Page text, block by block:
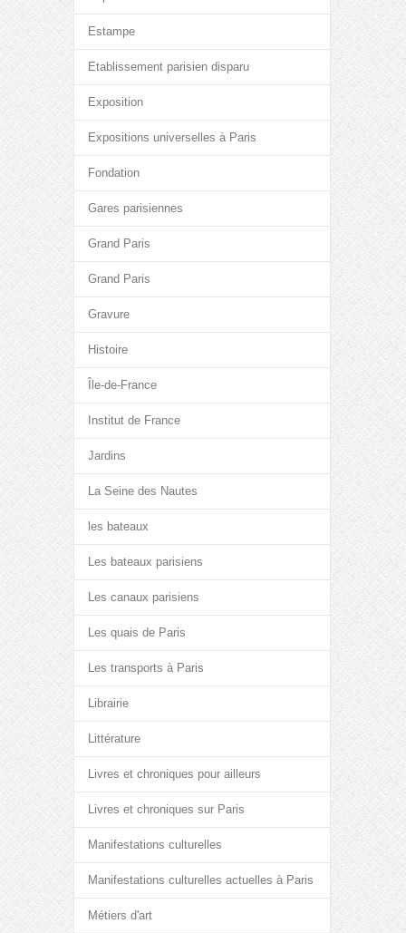
Estampe
Etablissement parisien disparu
Exposition
Expositions universelles à Paris
Fondation
Gares parisiennes
Grand Paris
Grand Paris
Gravure
Histoire
Île-de-France
Institut de France
Jardins
La Seine des Nautes
les bateaux
Les bateaux parisiens
Les canaux parisiens
Les quais de Paris
Les transports à Paris
Librairie
Littérature
Livres et chroniques pour ailleurs
Livres et chroniques sur Paris
Manifestations culturelles
Manifestations culturelles actuelles à Paris
Métiers d'art